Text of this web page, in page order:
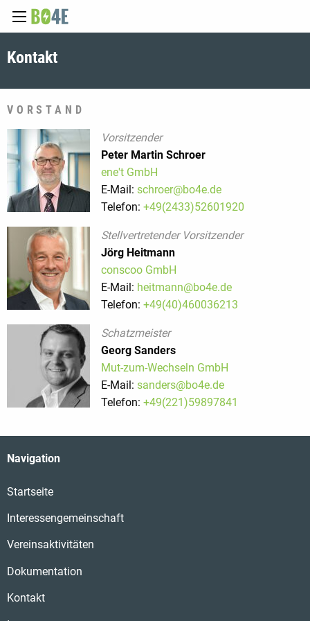
Kontakt
VORSTAND
Vorsitzender
Peter Martin Schroer
ene't GmbH
E-Mail: schroer@bo4e.de
Telefon: +49(2433)52601920
Stellvertretender Vorsitzender
Jörg Heitmann
conscoo GmbH
E-Mail: heitmann@bo4e.de
Telefon: +49(40)460036213
Schatzmeister
Georg Sanders
Mut-zum-Wechseln GmbH
E-Mail: sanders@bo4e.de
Telefon: +49(221)59897841
Navigation
Startseite
Interessengemeinschaft
Vereinsaktivitäten
Dokumentation
Kontakt